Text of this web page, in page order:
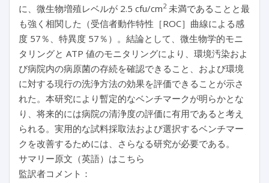
に、微生物増殖レベルが 2.5 cfu/cm2未満であることと最
も強く相関した（受信者動作特性［ROC］曲線による感
度 57％、特異度 57％）。結論として、微生物学的モニ
タリングと ATP 値のモニタリングにより、環境汚染およ
び病院内の病原菌の存続を確認できること、および環境
に対する現行の洗浄方法の効果を評価できることが示さ
れた。本研究により暫定的なベンチマークが明らかとな
り、将来的には病院の清浄度の評価に有用であると考え
られる。実用的な試料採取法および選択するベンチマー
クを改善するためには、さらなる研究が必要である。
サマリー原文（英語）はこちら
監訳者コメント：